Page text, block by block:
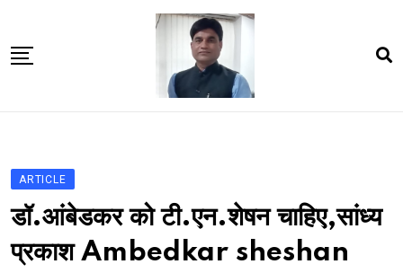
content
Article
book
news videos
ARTICLE
डॉ.आंबेडकर को टी.एन.शेषन चाहिए,सांध्य
प्रकाश Ambedkar sheshan